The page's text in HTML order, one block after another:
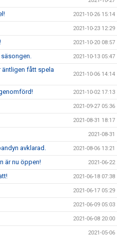
2021-10-26 15:14
2021-10-23 12:29
2021-10-20 08:57
2021-10-13 05:47
äntligen fått spela
2021-10-06 14:14
2021-10-02 17:13
2021-09-27 05:36
2021-08-31 18:17
2021-08-31
avklarad. 2021-08-06 13:21
är nu öppen! 2021-06-22
2021-06-18 07:38
2021-06-17 05:29
2021-06-09 05:03
2021-06-08 20:00
2021-05-06